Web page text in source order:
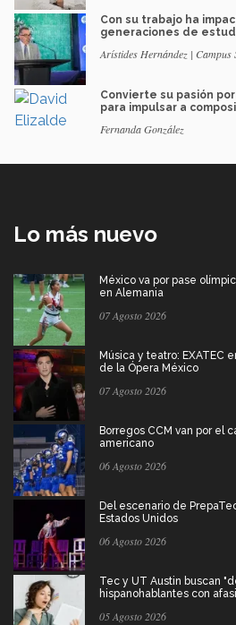
Con su trabajo ha
generaciones de
Arístides Hernández | Campus
Convierte su pasión
para impulsar a
Fernanda González
Lo más nuevo
México va por pase
en Alemania
07 Agosto 2026
Música y teatro: EXATEC
de la Ópera México
07 Agosto 2026
Borregos CCM van por el
americano
06 Agosto 2026
Del escenario de
Estados Unidos
06 Agosto 2026
Tec y UT Austin buscan
hispanohablantes con
05 Agosto 2026